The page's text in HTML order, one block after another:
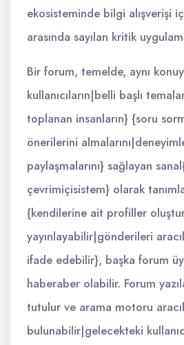
ekosisteminde bilgi alışverişi
arasında sayılan kritik
Bir forum, temelde, aynı
kullanıcıların|belli başlı
toplanan insanların} {soru
önerilerini
paylaşmalarını} sağlayan
çevrimiçisistem} olarak
{kendilerine ait profiller
yayınlayabilir|gönderileri
ifade edebilir}, başka forum
haberaber olabilir. Forum
tutulur ve arama motoru
bulunabilir|gelecekteki